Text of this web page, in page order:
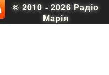
© 2010 - 2026 Радіо
Марія